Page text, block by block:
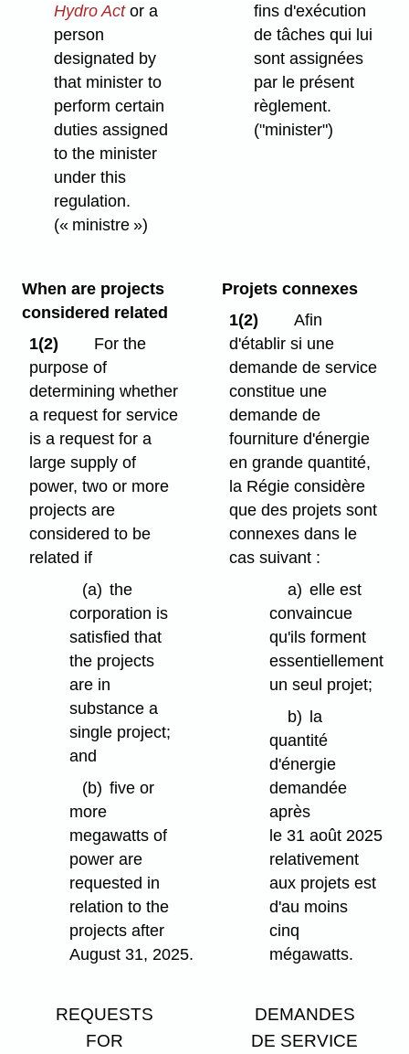
Hydro Actor a
person
designated by
that minister to
perform certain
duties assigned
to the minister
under this
regulation.
(« ministre »)
fins d'exécution
de tâches qui lui
sont assignées
par le présent
règlement.
("minister")
When are projects
considered related
1(2)
For the
purpose of
determining whether
a request for service
is a request for a
large supply of
power, two or more
projects are
considered to be
related if
(a) the
corporation is
satisfied that
the projects
are in
substance a
single project;
and
(b) five or
more
megawatts of
power are
requested in
relation to the
projects after
August 31, 2025.
Projets connexes
1(2)
Afin
d'établir si une
demande de service
constitue une
demande de
fourniture d'énergie
en grande quantité,
la Régie considère
que des projets sont
connexes dans le
cas suivant :
a) elle est
convaincue
qu'ils forment
essentiellement
un seul projet;
b) la
quantité
d'énergie
demandée
après
le 31 août 2025
relativement
aux projets est
d'au moins
cinq
mégawatts.
REQUESTS
FOR
DEMANDES
DE SERVICE